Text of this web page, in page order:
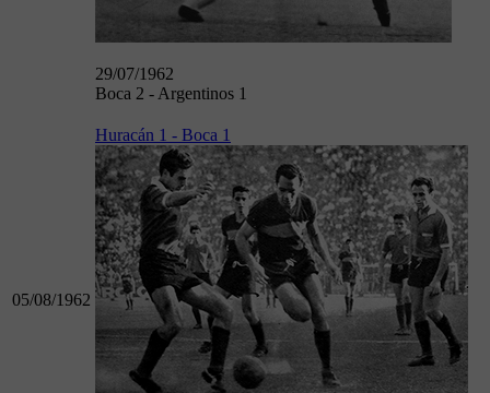
29/07/1962
Boca 2 - Argentinos 1
05/08/1962
Huracán 1 - Boca 1